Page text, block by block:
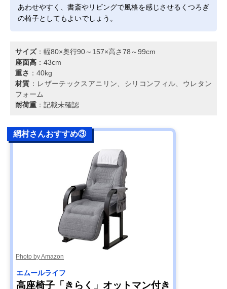
あわせやすく、書斎やリビングで風格を感じさせるくつろぎ
の椅子としてもよいでしょう。
サイズ：幅80×奥行90～157×高さ78～99cm
座面高 ：43cm
重さ ：40kg
材質 ：レザーテックスアニリン、シリコンフィル、ウレタン
フォーム
耐荷重 ：記載未確認
網村さんおすすめ③
Photo by Amazon
エムールライフ
高座椅子「きらく」オットマン付き